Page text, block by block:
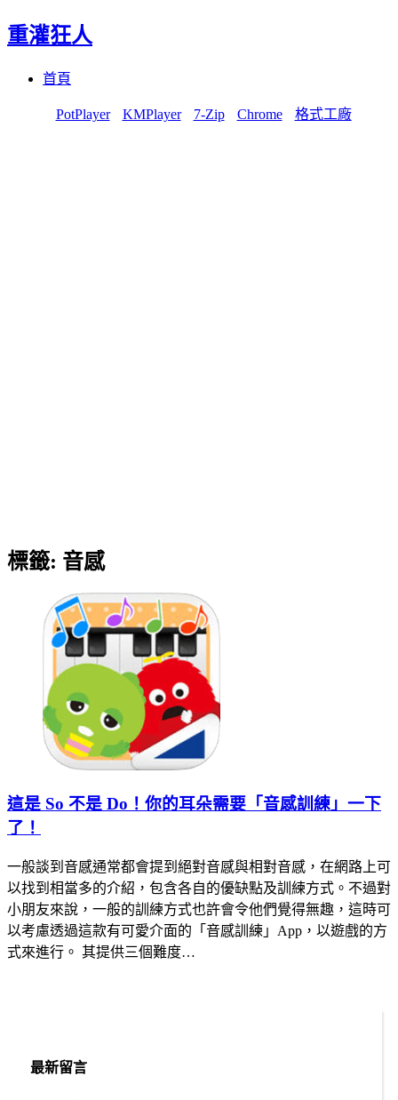
重灌狂人
首頁
PotPlayer KMPlayer 7-Zip Chrome 格式工廠
標籤: 音感
這是 So 不是 Do！你的耳朵需要「音感訓練」一下
了！
一般談到音感通常都會提到絕對音感與相對音感，在網路上可
以找到相當多的介紹，包含各自的優缺點及訓練方式。不過對
小朋友來說，一般的訓練方式也許會令他們覺得無趣，這時可
以考慮透過這款有可愛介面的「音感訓練」App，以遊戲的方
式來進行。 其提供三個難度…
最新留言